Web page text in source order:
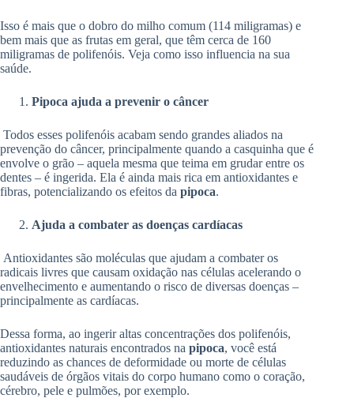
Isso é mais que o dobro do milho comum (114 miligramas) e
bem mais que as frutas em geral, que têm cerca de 160
miligramas de polifenóis. Veja como isso influencia na sua
saúde.
Pipoca ajuda a prevenir o câncer
Todos esses polifenóis acabam sendo grandes aliados na
prevenção do câncer, principalmente quando a casquinha que é
envolve o grão – aquela mesma que teima em grudar entre os
dentes – é ingerida. Ela é ainda mais rica em antioxidantes e
fibras, potencializando os efeitos da pipoca.
Ajuda a combater as doenças cardíacas
Antioxidantes são moléculas que ajudam a combater os
radicais livres que causam oxidação nas células acelerando o
envelhecimento e aumentando o risco de diversas doenças –
principalmente as cardíacas.
Dessa forma, ao ingerir altas concentrações dos polifenóis,
antioxidantes naturais encontrados na pipoca, você está
reduzindo as chances de deformidade ou morte de células
saudáveis de órgãos vitais do corpo humano como o coração,
cérebro, pele e pulmões, por exemplo.